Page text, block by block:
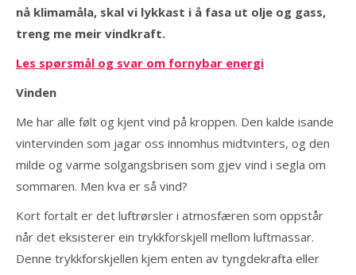
nå klimamåla, skal vi lykkast i å fasa ut olje og gass,
treng me meir vindkraft.
Les spørsmål og svar om fornybar energi
Vinden
Me har alle følt og kjent vind på kroppen. Den kalde isande
vintervinden som jagar oss innomhus midtvinters, og den
milde og varme solgangsbrisen som gjev vind i segla om
sommaren. Men kva er så vind?
Kort fortalt er det luftrørsler i atmosfæren som oppstår
når det eksisterer ein trykkforskjell mellom luftmassar.
Denne trykkforskjellen kjem enten av tyngdekrafta eller